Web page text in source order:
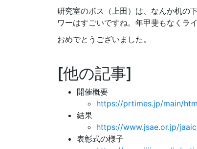
研究室のボス（上田）は、なんか机の
ワーはすごいですね。年甲斐もなくラ
おめでとうございました。
他の記事
開催概要
https://prtimes.jp/main/
結果
https://www.jsae.or.jp/
表彰式の様子